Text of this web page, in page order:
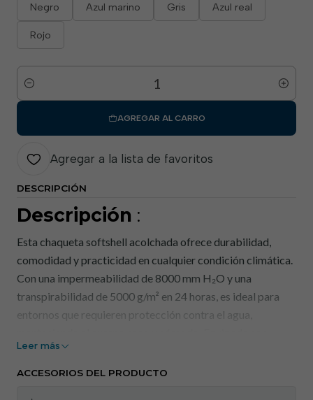
Negro Azul marino Gris Azul real
Rojo
Cantidad
AGREGAR AL CARRO
Agregar a la lista de favoritos
DESCRIPCIÓN
Descripción :
Esta chaqueta softshell acolchada ofrece durabilidad,
comodidad y practicidad en cualquier condición climática.
Con una impermeabilidad de 8000 mm H₂O y una
transpirabilidad de 5000 g/m² en 24 horas, es ideal para
entornos que requieren protección contra el agua,
capucha fija, varios bolsillos funcionales y cremalleras con
tiradores fluorescentes, esta chaqueta se adapta
Leer más
ACCESORIOS DEL PRODUCTO